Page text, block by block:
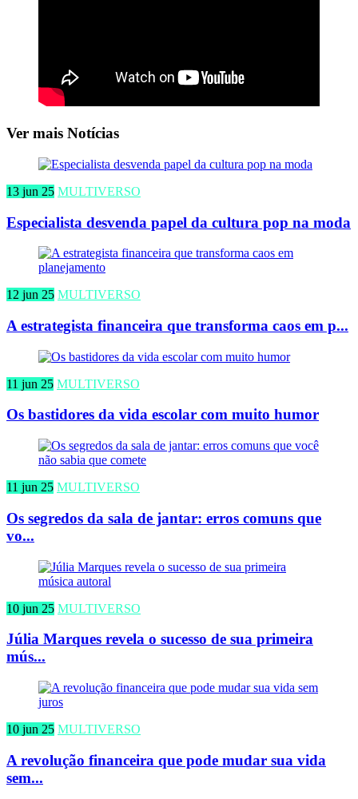
Ver mais Notícias
13 jun 25 MULTIVERSO
Especialista desvenda papel da cultura pop na moda
12 jun 25 MULTIVERSO
A estrategista financeira que transforma caos em p...
11 jun 25 MULTIVERSO
Os bastidores da vida escolar com muito humor
11 jun 25 MULTIVERSO
Os segredos da sala de jantar: erros comuns que
vo...
10 jun 25 MULTIVERSO
Júlia Marques revela o sucesso de sua primeira
mús...
10 jun 25 MULTIVERSO
A revolução financeira que pode mudar sua vida
sem...